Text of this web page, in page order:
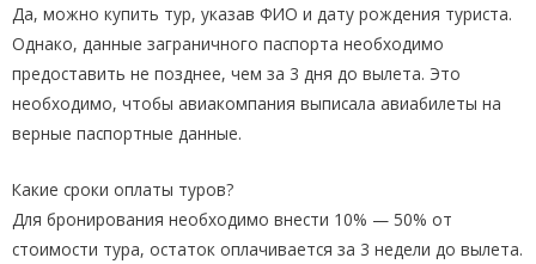
Да, можно купить тур, указав ФИО и дату рождения туриста.
Однако, данные заграничного паспорта необходимо
предоставить не позднее, чем за 3 дня до вылета. Это
необходимо, чтобы авиакомпания выписала авиабилеты на
верные паспортные данные.
Какие сроки оплаты туров?
Для бронирования необходимо внести 10% — 50% от
стоимости тура, остаток оплачивается за 3 недели до вылета.